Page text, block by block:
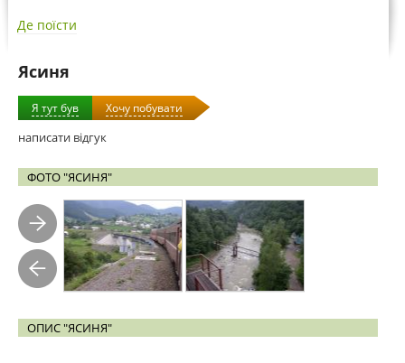
Де поїсти
Ясиня
Я тут був Хочу побувати
написати відгук
ФОТО "ЯСИНЯ"
ОПИС "ЯСИНЯ"